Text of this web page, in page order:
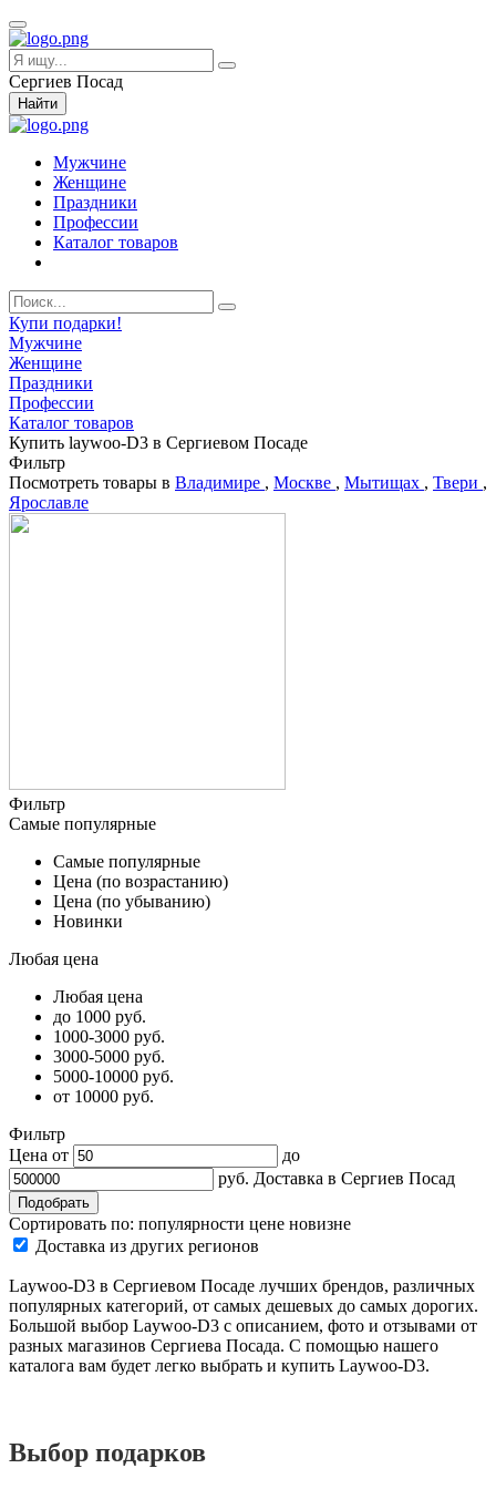
Сергиев Посад
Найти
Мужчине
Женщине
Праздники
Профессии
Каталог товаров
Купи подарки!
Мужчине
Женщине
Праздники
Профессии
Каталог товаров
Купить laywoo-D3 в Сергиевом Посаде
Фильтр
Посмотреть товары в Владимире , Москве , Мытищах , Твери ,
Ярославле
Фильтр
Самые популярные
Самые популярные
Цена (по возрастанию)
Цена (по убыванию)
Новинки
Любая цена
Любая цена
до 1000 руб.
1000-3000 руб.
3000-5000 руб.
5000-10000 руб.
от 10000 руб.
Фильтр
Цена от
до
руб. Доставка в Сергиев Посад
Сортировать по: популярности цене новизне
Доставка из других регионов
Laywoo-D3 в Сергиевом Посаде лучших брендов, различных
популярных категорий, от самых дешевых до самых дорогих.
Большой выбор Laywoo-D3 с описанием, фото и отзывами от
разных магазинов Сергиева Посада. С помощью нашего
каталога вам будет легко выбрать и купить Laywoo-D3.
Выбор подарков